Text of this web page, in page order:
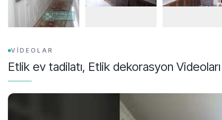
VİDEOLAR
Etlik ev tadilatı, Etlik dekorasyon Videoları